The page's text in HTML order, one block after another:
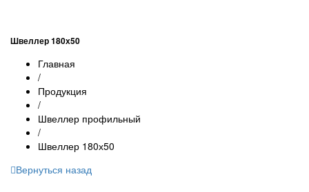
Швеллер 180х50
Главная
/
Продукция
/
Швеллер профильный
/
Швеллер 180х50
Вернуться назад